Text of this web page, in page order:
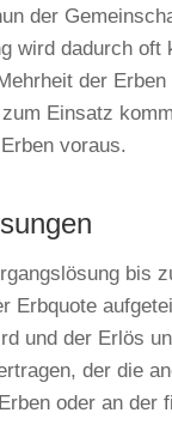
der
wird dadurch oft
der
Einsatz
voraus.
bis
Erbquote
und der Erlös
der die
oder an der